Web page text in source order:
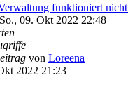
funktioniert
So., 09. Okt 2022 22:48
von Loreena
2022 21:23